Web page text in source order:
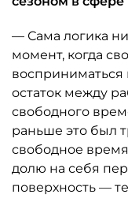
— Сама логика
момент, когда
восприниматься
остаток между
свободного
раньше это был
свободное
долю на себя
поверхность —